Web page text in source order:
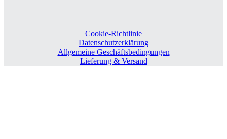
Cookie-Richtlinie
Datenschutzerklärung
Allgemeine Geschäftsbedingungen
Lieferung & Versand